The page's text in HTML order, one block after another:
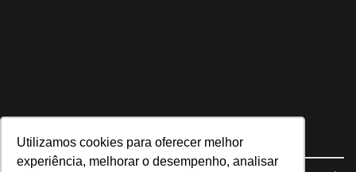
Utilizamos cookies para oferecer melhor
experiência, melhorar o desempenho, analisar
Navegue no site